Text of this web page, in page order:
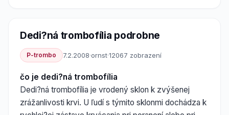
Dedi?ná trombofília podrobne
P-trombo 7.2.2008·ornst·12067 zobrazení
čo je dedi?ná trombofília
Dedi?ná trombofília je vrodený sklon k zvýšenej
zrážanlivosti krvi. U ľudí s týmito sklonmi dochádza k